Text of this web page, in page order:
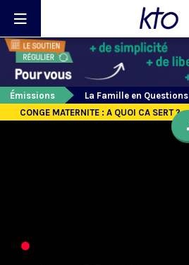
Émissions
La Famille en Questions
CONGE MATERNITE : A QUOI CA SERT ?